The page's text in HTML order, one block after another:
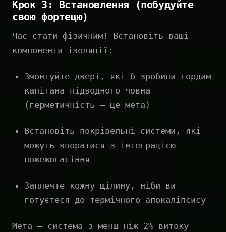
Крок 3: Встановлення (побудуйте
свою фортецю)
Час стати фізичним! Встановіть ваші
компоненти ізоляції:
Змонтуйте двері, які б зробили гордим
капітана підводного човна
(герметичність — це мета)
Встановіть покрівельні системи, які
можуть впоратися з інтеграцією
пожежогасіння
Заплечте кожну щілину, ніби ви
готуєтеся до термічного апокаліпсису
Мета — система з менш ніж 2% витоку